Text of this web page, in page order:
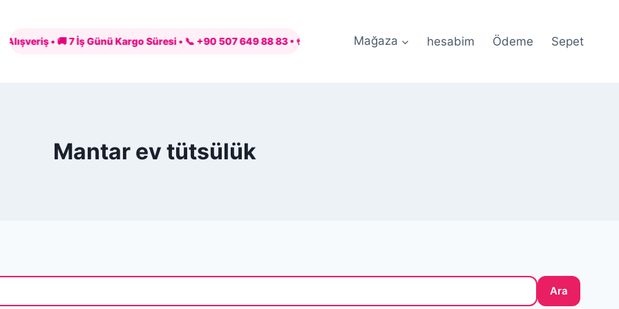
• 🚚 7 İş Günü Kargo Süresi • 📞 +90 507 649 88 83 • 💳 PayTR ile Güvenli Ödeme • 🎀 Özel Tasarım Silikon Kalıplar •
Mağaza hesabim Ödeme Sepet
Mantar ev tütsülük
Ara